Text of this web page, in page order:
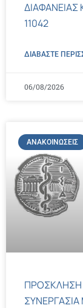
11042
ΔΙΑΒΑΣΤΕ
06/08/2026
ΑΝΑΚΟΙΝΏΣΕΙΣ
ΠΡΟΣΚΛΗΣΗ
ΣΥΝΕΡΓΑΣΙΑ